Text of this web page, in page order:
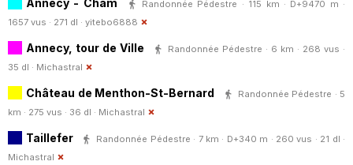
Randonnée Pédestre · 115 km · D+9470 m ·
1657 vus · 271 dl · yitebo6888
Annecy, tour de Ville
Randonnée Pédestre · 6 km · 268 vus ·
35 dl · Michastral
Château de Menthon-St-Bernard
Randonnée Pédestre · 5
km · 275 vus · 36 dl · Michastral
Taillefer
Randonnée Pédestre · 7 km · D+340 m · 260 vus · 21 dl ·
Michastral